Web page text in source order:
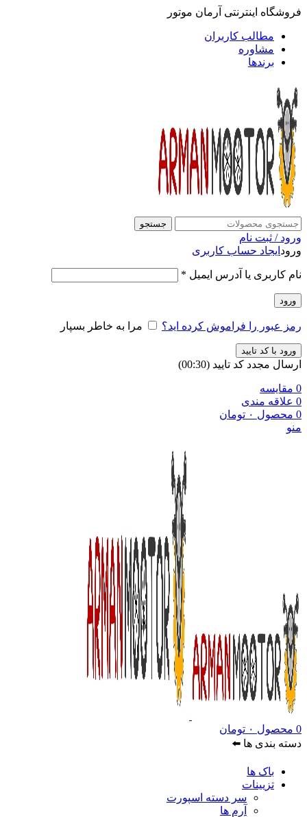
فروشگاه اینترنتی آرمان موتور
مطالب کاربران
مشاوره
برندها
جستجو
ورود / ثبت نام
ورود ایجاد حساب کاربری
نام کاربری یا آدرس ایمیل *
ورود
رمز عبور را فراموش کرده اید؟ مرا به خاطر بسپار
ورود با کد تایید
ارسال مجدد کد تایید (00:
30
)
0 مقایسه
0 علاقه مندی
0 محصول ۰ تومان
منو
0 محصول ۰ تومان
دسته بندی ها ⬅️
باک ها
تزیینات
سر دسته اسپورت
آرم ها